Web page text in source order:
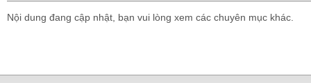
Nội dung đang cập nhật, bạn vui lòng xem các chuyên mục khác.